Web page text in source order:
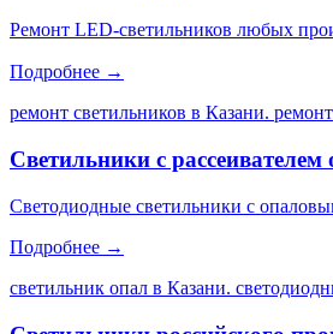
Ремонт LED-светильников любых
Подробнее →
ремонт светильников в Казани.
Светильники с рассеивателем
Светодиодные светильники с
Подробнее →
светильник опал в Казани.